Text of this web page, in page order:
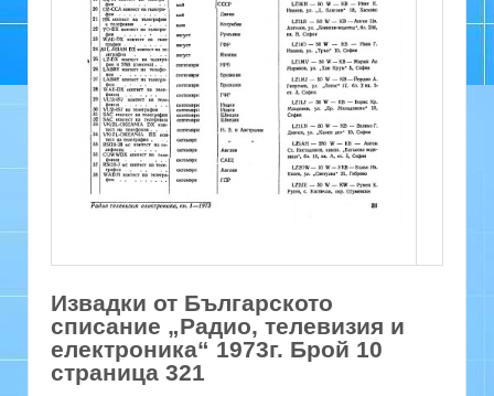
Извадки от Българското
списание „Радио, телевизия и
електроника“ 1973г. Брой 10
страница 321